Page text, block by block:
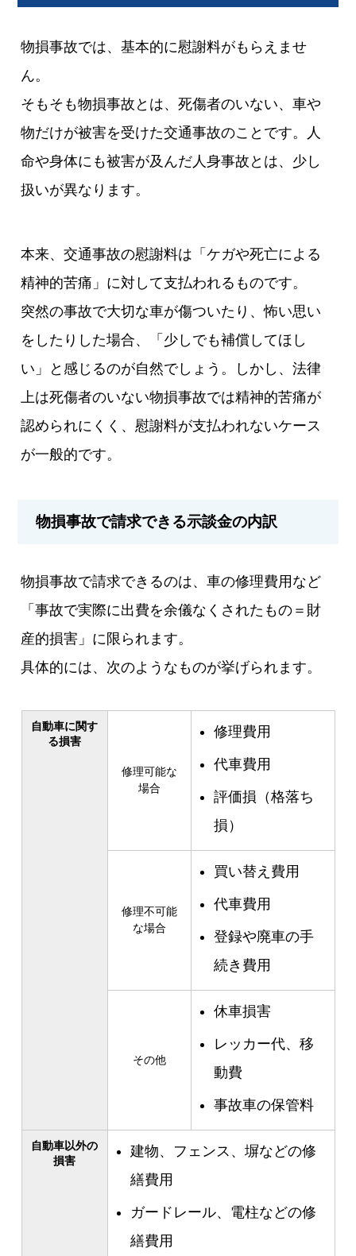
物損事故では、基本的に慰謝料がもらえませ
ん。
そもそも物損事故とは、死傷者のいない、車や
物だけが被害を受けた交通事故のことです。人
命や身体にも被害が及んだ人身事故とは、少し
扱いが異なります。
本来、交通事故の慰謝料は「ケガや死亡による
精神的苦痛」に対して支払われるものです。
突然の事故で大切な車が傷ついたり、怖い思い
をしたりした場合、「少しでも補償してほし
い」と感じるのが自然でしょう。しかし、法律
上は死傷者のいない物損事故では精神的苦痛が
認められにくく、慰謝料が支払われないケース
が一般的です。
物損事故で請求できる示談金の内訳
物損事故で請求できるのは、車の修理費用など
「事故で実際に出費を余儀なくされたもの＝財
産的損害」に限られます。
具体的には、次のようなものが挙げられます。
自動車に関す
る損害
修理可能な
場合
修理費用
代車費用
評価損（格落ち
損）
修理不可能
な場合
買い替え費用
代車費用
登録や廃車の手
続き費用
その他
休車損害
レッカー代、移
動費
事故車の保管料
自動車以外の
損害
建物、フェンス、塀などの修
繕費用
ガードレール、電柱などの修
繕費用